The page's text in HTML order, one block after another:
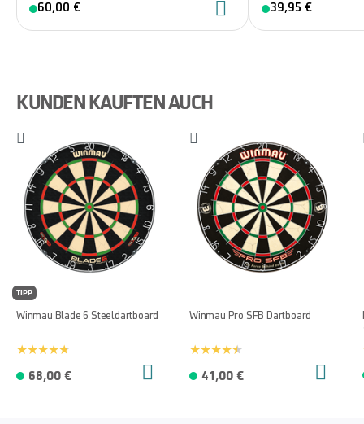
60,00 € 39,95 €
KUNDEN KAUFTEN AUCH
TIPP
Winmau Blade 6 Steeldartboard
68,00 €
Winmau Pro SFB Dartboard
41,00 €